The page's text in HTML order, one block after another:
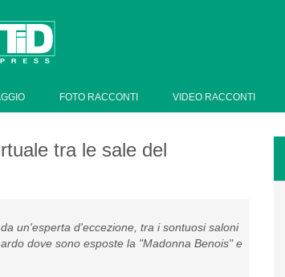
FOTO RACCONTI VIDEO RACCONTI
tra le sale del
un'esperta d'eccezione, tra i sontuosi saloni
dove sono esposte la "Madonna Benois" e